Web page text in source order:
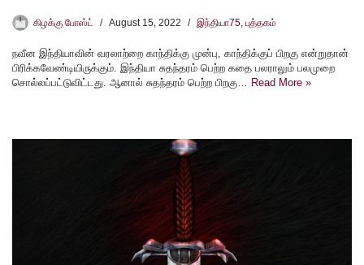
கிழக்கு போஸ்ட் August 15, 2022 இந்தியா75 புத்தகம்
நவீன இந்தியாவின் வரலாற்றை காந்திக்கு முன்பு, காந்திக்குப் பிறகு என்றுதான்
பிரிக்கவேண்டியிருக்கும். இந்தியா சுதந்தரம் பெற்ற கதை பலராலும் பலமுறை
சொல்லப்பட்டுவிட்டது. ஆனால் சுதந்தரம் பெற்ற பிறகு…
Read More »